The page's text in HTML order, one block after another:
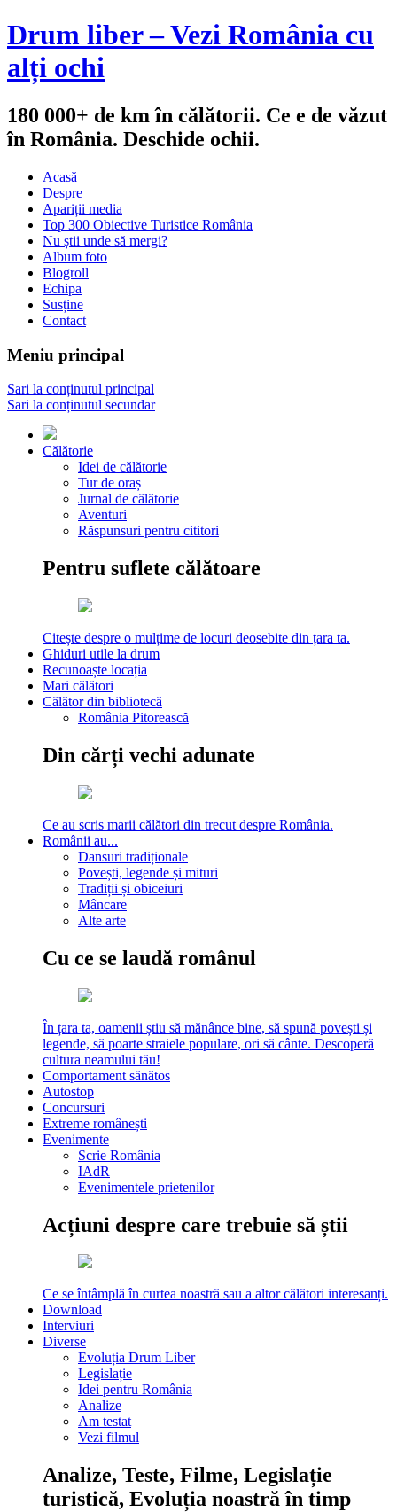
Drum liber – Vezi România cu
alți ochi
180 000+ de km în călătorii. Ce e de văzut
în România. Deschide ochii.
Acasă
Despre
Apariții media
Top 300 Obiective Turistice România
Nu știi unde să mergi?
Album foto
Blogroll
Echipa
Susține
Contact
Meniu principal
Sari la conținutul principal
Sari la conținutul secundar
Călătorie
Idei de călătorie
Tur de oraș
Jurnal de călătorie
Aventuri
Răspunsuri pentru cititori
Pentru suflete călătoare
Citește despre o mulțime de locuri deosebite din țara ta.
Ghiduri utile la drum
Recunoaște locația
Mari călători
Călător din bibliotecă
România Pitorească
Din cărți vechi adunate
Ce au scris marii călători din trecut despre România.
Românii au...
Dansuri tradiționale
Povești, legende și mituri
Tradiții și obiceiuri
Mâncare
Alte arte
Cu ce se laudă românul
În țara ta, oamenii știu să mănânce bine, să spună povești și
legende, să poarte straiele populare, ori să cânte. Descoperă
cultura neamului tău!
Comportament sănătos
Autostop
Concursuri
Extreme românești
Evenimente
Scrie România
IAdR
Evenimentele prietenilor
Acțiuni despre care trebuie să știi
Ce se întâmplă în curtea noastră sau a altor călători interesanți.
Download
Interviuri
Diverse
Evoluția Drum Liber
Legislație
Idei pentru România
Analize
Am testat
Vezi filmul
Analize, Teste, Filme, Legislație
turistică, Evoluția noastră în timp